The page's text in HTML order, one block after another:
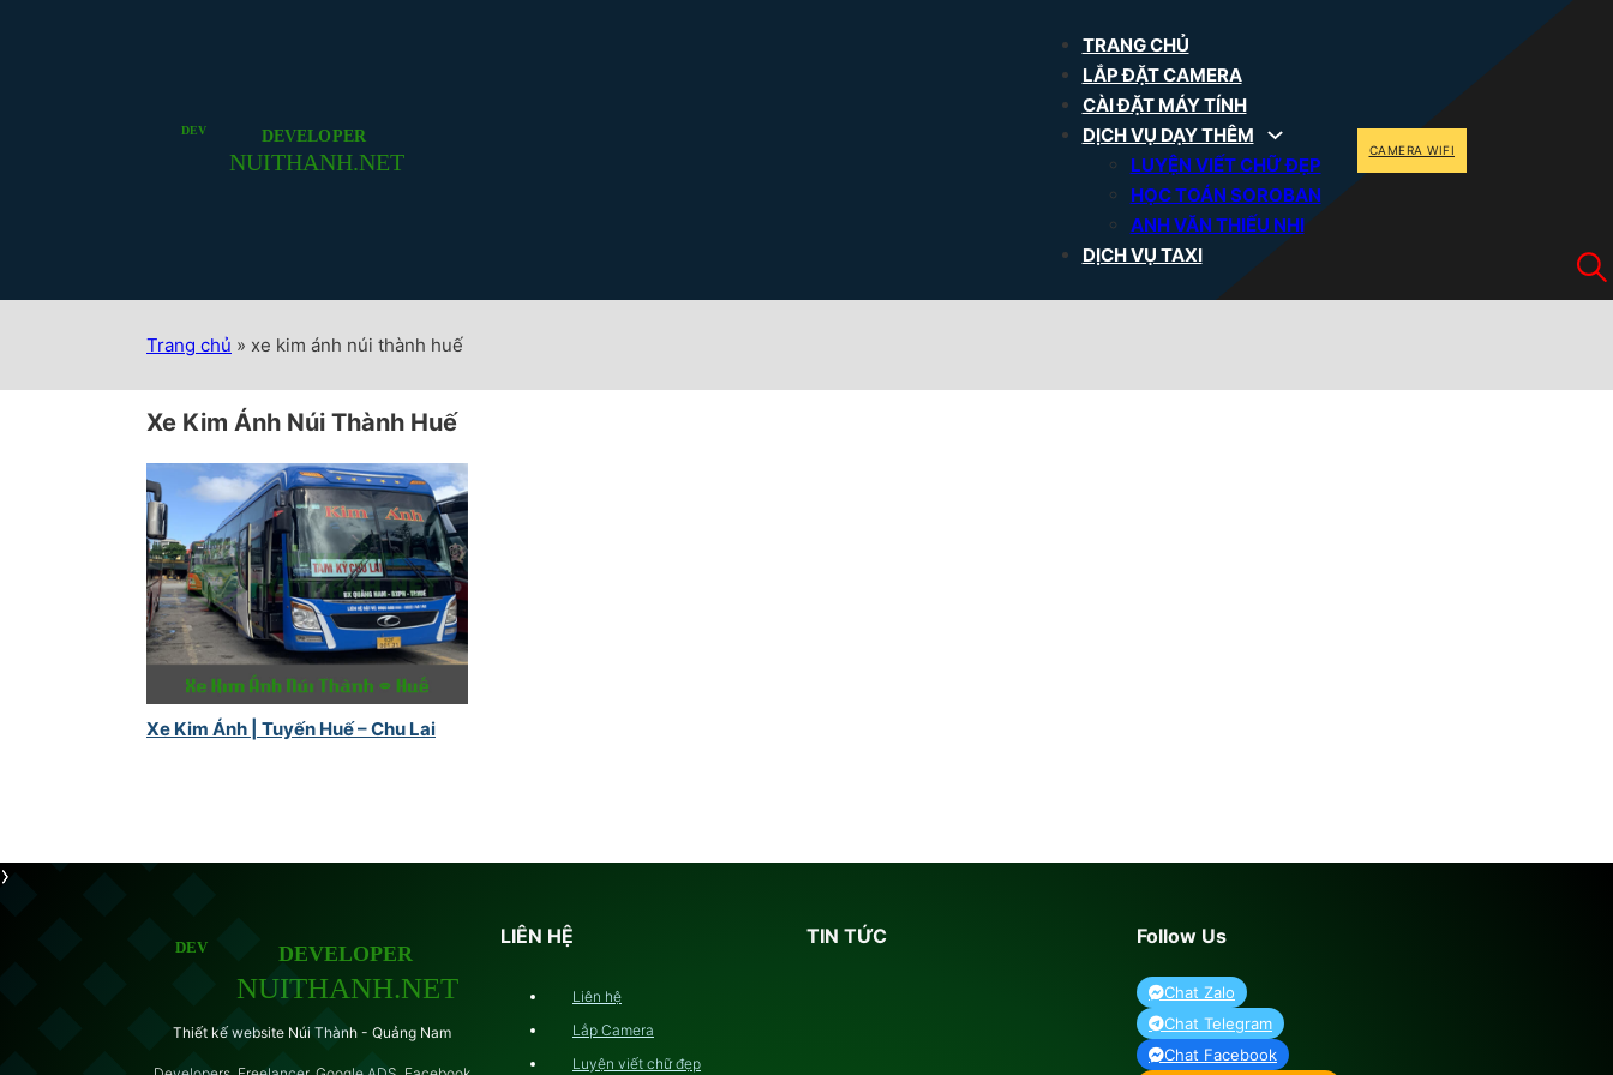
TRANG CHỦ
LẮP ĐẶT CAMERA
CÀI ĐẶT MÁY TÍNH
DỊCH VỤ DẠY THÊM
LUYỆN VIẾT CHỮ ĐẸP
HỌC TOÁN SOROBAN
ANH VĂN THIẾU NHI
DỊCH VỤ TAXI
CAMERA WIFI
Trang chủ » xe kim ánh núi thành huế
Xe Kim Ánh Núi Thành Huế
Xe Kim Ánh | Tuyến Huế – Chu Lai
Thiết kế website Núi Thành - Quảng Nam
LIÊN HỆ
Liên hệ
Lắp Camera
Luyện viết chữ đẹp
TIN TỨC Follow Us
Chat Zalo
Chat Telegram
Chat Facebook